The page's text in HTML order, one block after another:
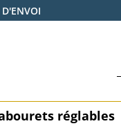
D'ENVOI
réglables